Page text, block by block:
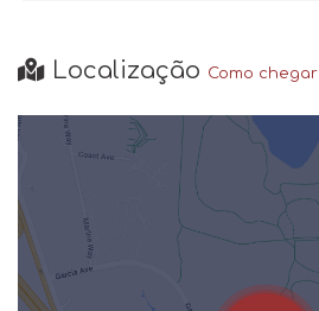
Localização Como chegar